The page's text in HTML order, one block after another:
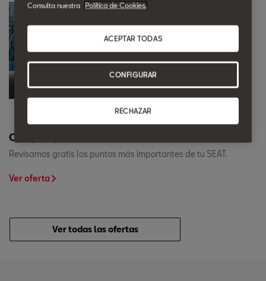
Chequeo preventivo.
Revisamos gratis los puntos más importantes de tu SEAT.
Ver oferta
Ver todas las ofertas
Consulta nuestra
Política de Cookies.
RECHAZAR
ACEPTAR TODAS
CONFIGURAR